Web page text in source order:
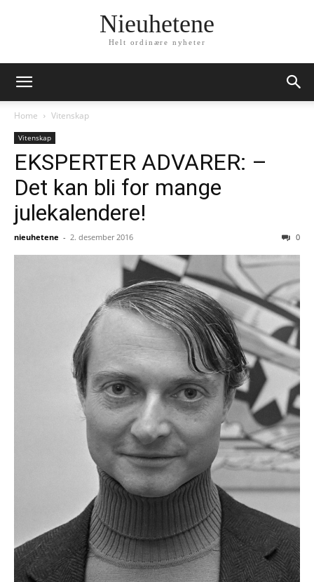
Nieuhetene
Helt ordinære nyheter
Home Vitenskap
Vitenskap
EKSPERTER ADVARER: –
Det kan bli for mange
julekalendere!
nieuhetene - 2. desember 2016 0